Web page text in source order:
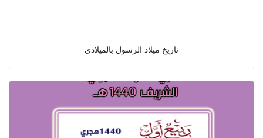
تاريخ ميلاد الرسول بالميلادي